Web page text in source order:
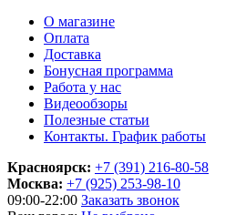
О магазине
Оплата
Доставка
Бонусная программа
Работа у нас
Видеообзоры
Полезные статьи
Контакты. График работы
Красноярск: +7 (391) 216-80-58
Москва: +7 (925) 253-98-10
09:00-22:00 Заказать звонок